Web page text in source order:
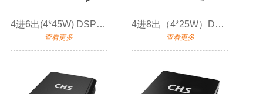
4进6出(4*45W) DSP功放
查看更多
4进8出（4*25W）DSP功放
查看更多